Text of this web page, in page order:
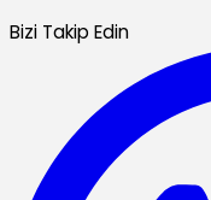
Bizi Takip Edin